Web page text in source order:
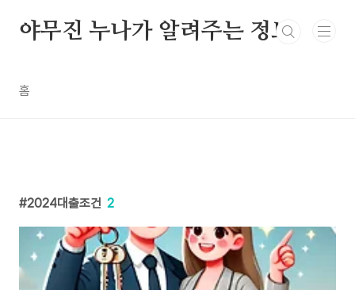
야무진 누나가 알려주는 정보
홈
2024대출조건 2